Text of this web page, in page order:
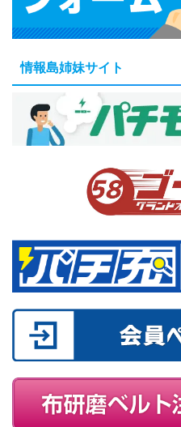
情報島姉妹サイト